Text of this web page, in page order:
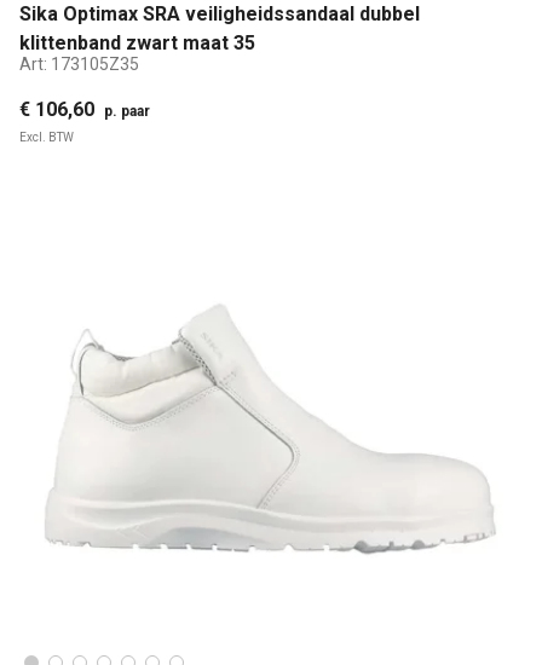
Sika Optimax SRA veiligheidssandaal dubbel
klittenband zwart maat 35
Art: 173105Z35
€ 106,60 p. paar
Excl. BTW